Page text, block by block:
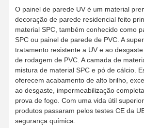
O painel de parede UV é um material
decoração de parede residencial feito
material SPC, também conhecido como
SPC ou painel de parede de PVC. A
tratamento resistente a UV e ao
de rodagem de PVC. A camada de
mistura de material SPC e pó de cálcio.
oferecem acabamento de alto brilho,
ao desgaste, impermeabilização
prova de fogo. Com uma vida útil
produtos passaram pelos testes CE da
segurança química.